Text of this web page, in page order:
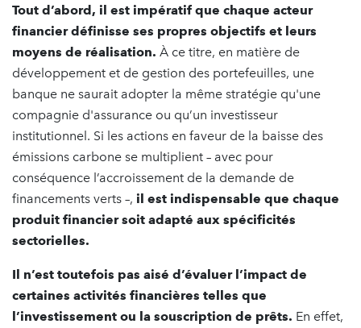
Tout d’abord, il est impératif que chaque acteur
financier définisse ses propres objectifs et leurs
moyens de réalisation. À ce titre, en matière de
développement et de gestion des portefeuilles, une
banque ne saurait adopter la même stratégie qu'une
compagnie d'assurance ou qu’un investisseur
institutionnel. Si les actions en faveur de la baisse des
émissions carbone se multiplient – avec pour
conséquence l’accroissement de la demande de
financements verts –, il est indispensable que chaque
produit financier soit adapté aux spécificités
sectorielles.
Il n’est toutefois pas aisé d’évaluer l’impact de
certaines activités financières telles que
l’investissement ou la souscription de prêts. En effet,